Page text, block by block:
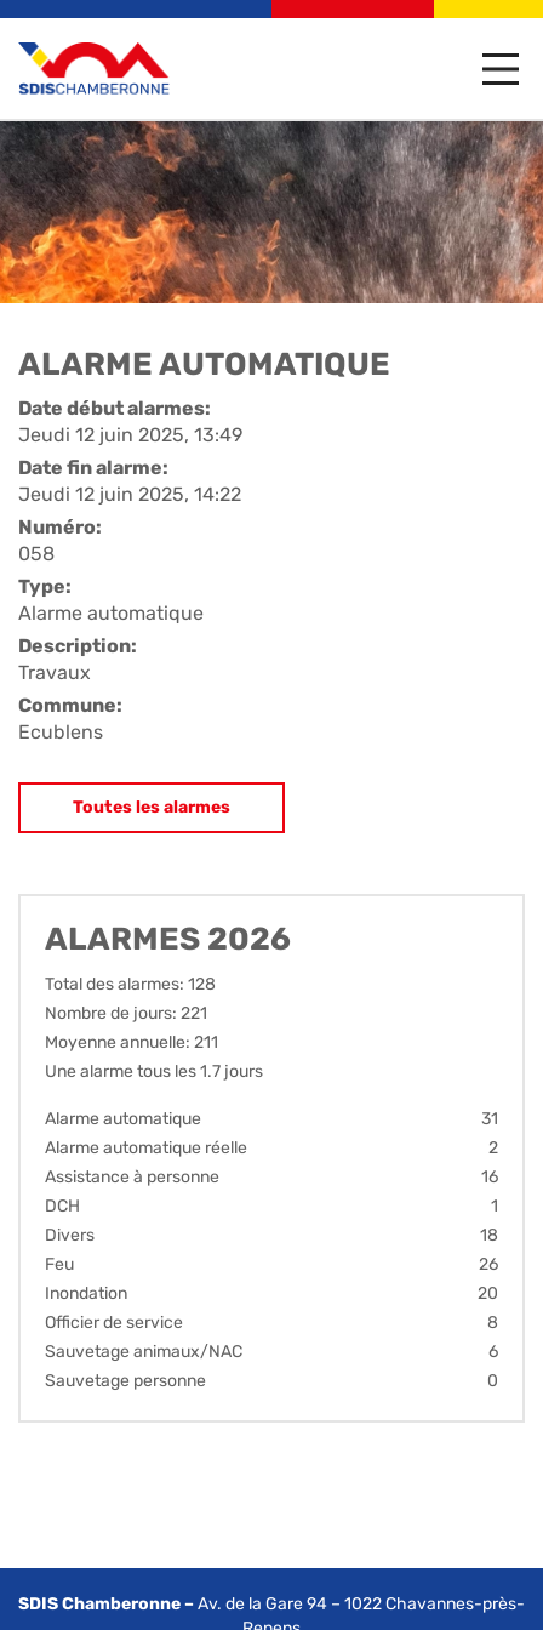
ALARME AUTOMATIQUE
Date début alarmes:
Jeudi 12 juin 2025, 13:49
Date fin alarme:
Jeudi 12 juin 2025, 14:22
Numéro:
058
Type:
Alarme automatique
Description:
Travaux
Commune:
Ecublens
Toutes les alarmes
ALARMES 2026
Total des alarmes: 128
Nombre de jours: 221
Moyenne annuelle: 211
Une alarme tous les 1.7 jours
Alarme automatique
31
Alarme automatique réelle
2
Assistance à personne
16
DCH
1
Divers
18
Feu
26
Inondation
20
Officier de service
8
Sauvetage animaux/NAC
6
Sauvetage personne
0
SDIS Chamberonne –Av. de la Gare 94 – 1022 Chavannes-près-